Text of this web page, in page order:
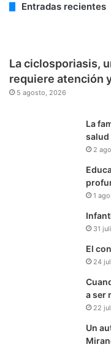
Entradas recientes
La ciclosporiasis,
requiere atención
5 agosto, 2026
La
salud
2
1
31
El
24
a ser
22
Un